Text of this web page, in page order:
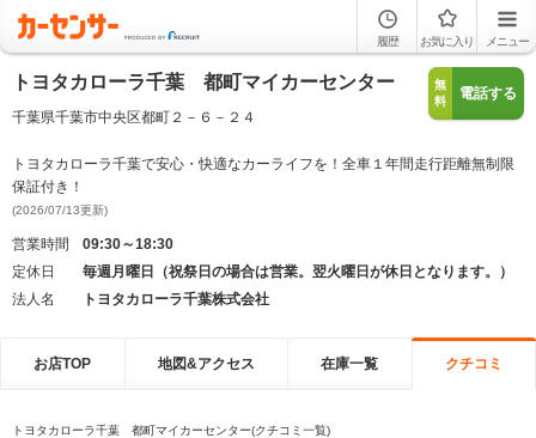
履歴 お気に入り メニュー
トヨタカローラ千葉 都町マイカーセンター
千葉県千葉市中央区都町２－６－２４
無
料
電話する
トヨタカローラ千葉で安心・快適なカーライフを！全車１年間走行距離無制限
保証付き！
(2026/07/13更新)
営業時間
09:30～18:30
定休日
毎週月曜日（祝祭日の場合は営業。翌火曜日が休日となります。）
法人名
トヨタカローラ千葉株式会社
お店TOP 地図&アクセス 在庫一覧 クチコミ
トヨタカローラ千葉 都町マイカーセンター(クチコミ一覧)